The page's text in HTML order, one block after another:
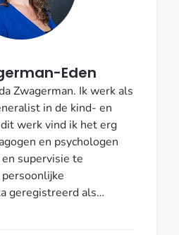
Eden
Zwagerman. Ik werk als
in de kind- en
werk vind ik het erg
en psychologen
supervisie te
geregistreerd als
en VGCt. Ik woon in
staat voor digitale